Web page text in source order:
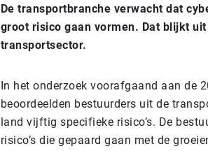
De transportbranche verwacht dat
groot risico gaan vormen. Dat blijkt
transportsector.
In het onderzoek voorafgaand aan de
beoordeelden bestuurders uit de
land vijftig specifieke risico’s. De
risico’s die gepaard gaan met de